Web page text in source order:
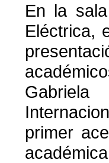
En la
Eléctrica,
primer